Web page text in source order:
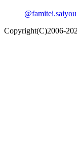
@famitei.saiyou
Copyright(C)2006-